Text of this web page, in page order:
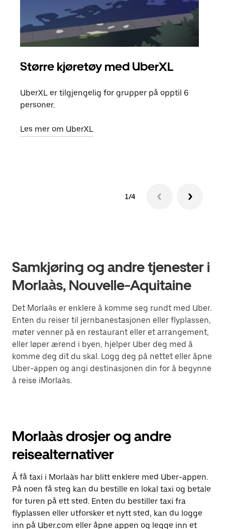
Større kjøretøy med UberXL
UberXL er tilgjengelig for grupper på opptil 6
personer.
Les mer om UberXL
1/4
Samkjøring og andre tjenester i
Morlaàs, Nouvelle-Aquitaine
Det Morlaàs er enklere å komme seg rundt med Uber.
Enten du reiser til jernbanestasjonen eller flyplassen,
møter venner på en restaurant eller et arrangement,
eller løper ærend i byen, hjelper Uber deg med å
komme deg dit du skal. Logg deg på nettet eller åpne
Uber-appen og angi destinasjonen din for å begynne
å reise iMorlaàs.
Morlaàs drosjer og andre
reisealternativer
Å få taxi i Morlaàs har blitt enklere med Uber-appen.
På noen få steg kan du bestille en lokal taxi og betale
for turen på ett sted. Enten du bestiller taxi fra
flyplassen eller utforsker et nytt sted, kan du logge
inn på Uber.com eller åpne appen og legge inn et